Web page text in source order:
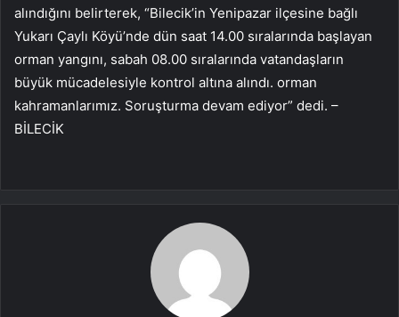
alındığını belirterek, “Bilecik’in Yenipazar ilçesine bağlı
Yukarı Çaylı Köyü’nde dün saat 14.00 sıralarında başlayan
orman yangını, sabah 08.00 sıralarında vatandaşların
büyük mücadelesiyle kontrol altına alındı. orman
kahramanlarımız. Soruşturma devam ediyor” dedi. –
BİLECİK